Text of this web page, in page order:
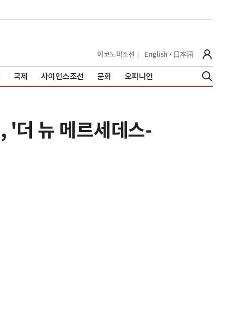
이코노미조선 English 日本語
국제 사이언스조선 문화 오피니언
'더 뉴 메르세데스-